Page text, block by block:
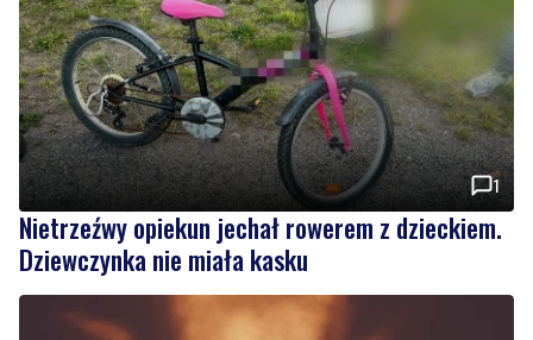
1
Nietrzeźwy opiekun jechał rowerem z dzieckiem.
Dziewczynka nie miała kasku